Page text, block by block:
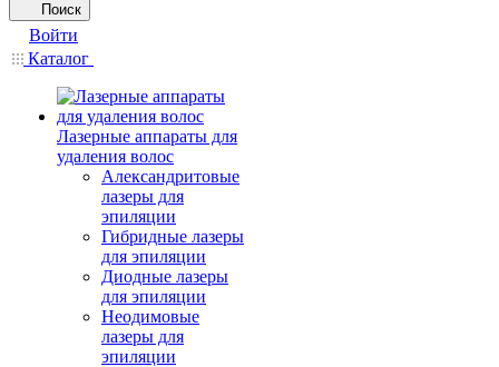
Поиск
Войти
Каталог
Лазерные аппараты для
удаления волос
Александритовые
лазеры для
эпиляции
Гибридные лазеры
для эпиляции
Диодные лазеры
для эпиляции
Неодимовые
лазеры для
эпиляции